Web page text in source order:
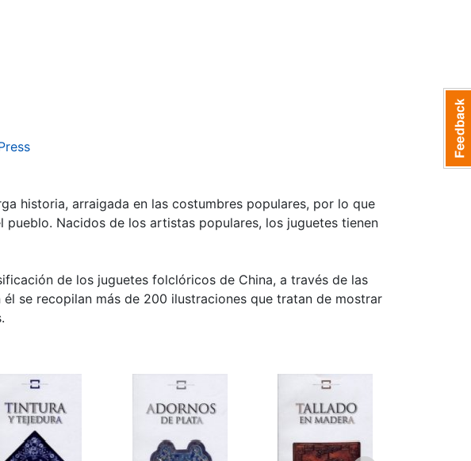
historia, arraigada en las costumbres populares, por lo que
Nacidos de los artistas populares, los juguetes tienen
de los juguetes folclóricos de China, a través de las
se recopilan más de 200 ilustraciones que tratan de mostrar